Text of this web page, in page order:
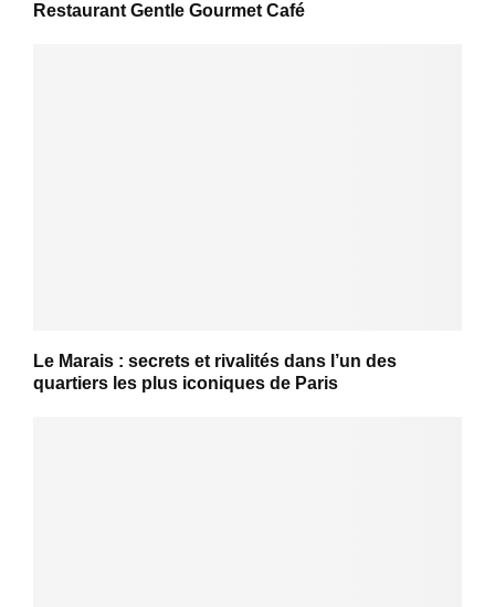
Restaurant Gentle Gourmet Café
Le Marais : secrets et rivalités dans l’un des
quartiers les plus iconiques de Paris